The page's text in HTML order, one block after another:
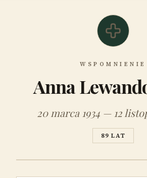
WSPOMNIENIE
Anna
20 marca 1934 — 12
89 LAT